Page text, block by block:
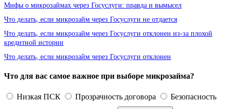
Мифы о микрозаймах через Госуслуги: правда и вымысел
Что делать, если микрозайм через Госуслуги не отдается
Что делать, если микрозайм через Госуслуги отклонен из-за плохой
кредитной истории
Что делать, если микрозайм через Госуслуги отклонен
Что для вас самое важное при выборе микрозайма?
Низкая ПСК Прозрачность договора Безопасность